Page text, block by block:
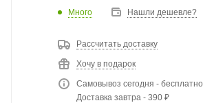
Много Нашли дешевле?
Рассчитать доставку
Хочу в подарок
Самовывоз сегодня - бесплатно
Доставка завтра - 390 ₽